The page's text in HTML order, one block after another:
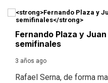
Fernando Plaza y
semifinales
3 años ago
Rafael Serna, de forma